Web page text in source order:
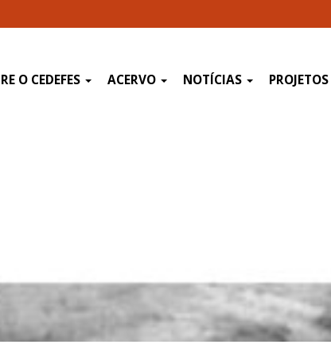
O CEDEFES ACERVO NOTÍCIAS PROJETOS